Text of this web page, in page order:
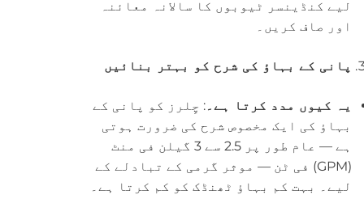
لیے کنڈینسر ٹیوبوں کا سالانہ معائنہ
اور صاف کریں۔
پانی کے بہاؤ کی شرح کو بہتر بنائیں
یہ کیوں مدد کرتا ہے۔: چِلرز کو پانی کے
بہاؤ کی ایک مخصوص شرح کی ضرورت ہوتی
ہے — عام طور پر 2.5 سے 3 گیلن فی منٹ
(GPM) فی ٹن — موثر گرمی کے تبادلے کے
لیے۔ بہت کم بہاؤ ٹھنڈک کو کم کرتا ہے۔